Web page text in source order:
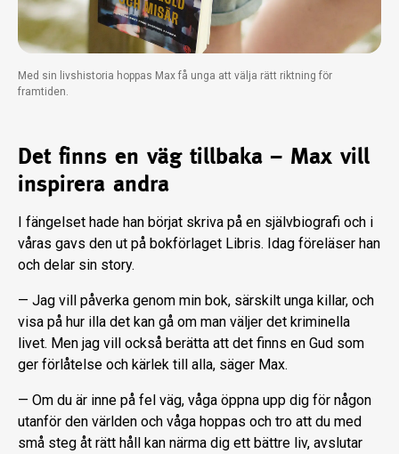
Med sin livshistoria hoppas Max få unga att välja rätt riktning för
framtiden.
Det finns en väg tillbaka – Max vill
inspirera andra
I fängelset hade han börjat skriva på en självbiografi och i
våras gavs den ut på bokförlaget Libris. Idag föreläser han
och delar sin story.
— Jag vill påverka genom min bok, särskilt unga killar, och
visa på hur illa det kan gå om man väljer det kriminella
livet. Men jag vill också berätta att det finns en Gud som
ger förlåtelse och kärlek till alla, säger Max.
— Om du är inne på fel väg, våga öppna upp dig för någon
utanför den världen och våga hoppas och tro att du med
små steg åt rätt håll kan närma dig ett bättre liv, avslutar